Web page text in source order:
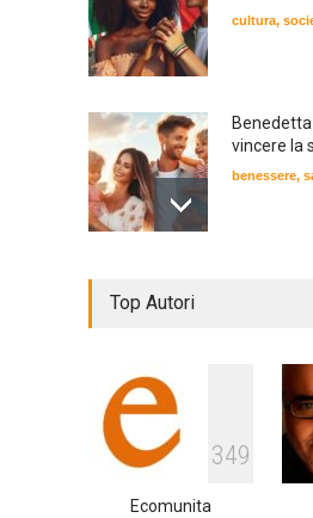
cultura,
vincere la
benessere,
E tu hai
cultura
Top Autori
349
Ecomunita